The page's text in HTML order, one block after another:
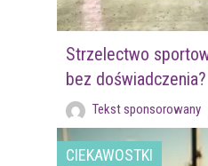
Strzelectwo
bez doświadczenia?
Tekst sponsorowany
CIEKAWOSTKI